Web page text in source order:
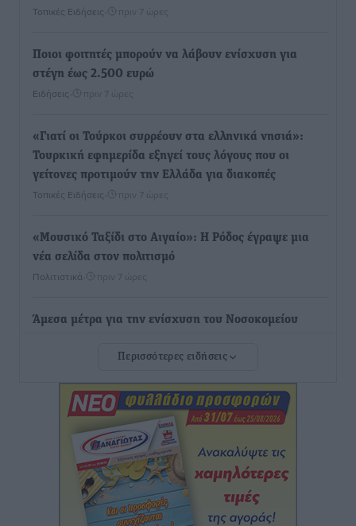
Τοπικές Ειδήσεις πριν 7 ώρες
Ποιοι φοιτητές μπορούν να λάβουν ενίσχυση για
στέγη έως 2.500 ευρώ
Ειδήσεις πριν 7 ώρες
«Γιατί οι Τούρκοι συρρέουν στα ελληνικά νησιά»:
Τουρκική εφημερίδα εξηγεί τους λόγους που οι
γείτονες προτιμούν την Ελλάδα για διακοπές
Τοπικές Ειδήσεις πριν 7 ώρες
«Μουσικό Ταξίδι στο Αιγαίο»: Η Ρόδος έγραψε μια
νέα σελίδα στον πολιτισμό
Πολιτιστικά πριν 7 ώρες
Άμεσα μέτρα για την ενίσχυση του Νοσοκομείου
ανακοίνωσε ο Άδωνις Γεωργιάδης
Iατρικός Σύλλογος Ροδου προς Α. Γεωργιάδη:
Στρατηγικές Προτάσεις για την Ενίσχυση της
Δημόσιας Υγείας στη Νησιωτική Ελλάδα και στα
Νοσοκομεία της Γ΄ Ζώνης
Τοπικές Ειδήσεις πριν 8 ώρες
Περισσότερες ειδήσεις